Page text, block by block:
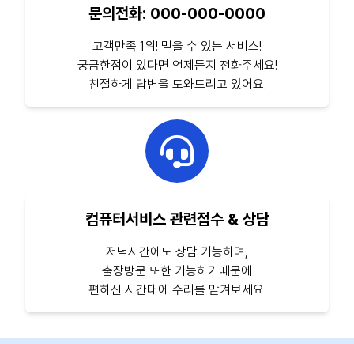
문의전화: 000-000-0000
고객만족 1위! 믿을 수 있는 서비스!
궁금한점이 있다면 언제든지 전화주세요!
친절하게 답변을 도와드리고 있어요.
컴퓨터서비스 관련접수 & 상담
저녁시간에도 상담 가능하며,
출장방문 또한 가능하기때문에
편하신 시간대에 수리를 맡겨보세요.